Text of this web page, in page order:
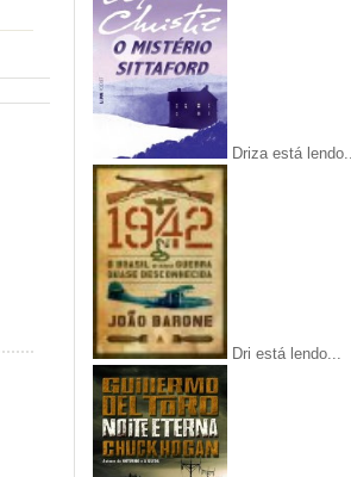
Driza está lendo...
Dri está lendo...